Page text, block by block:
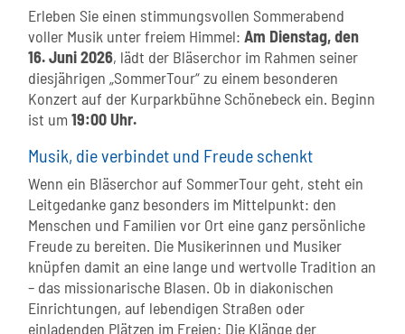
Erleben Sie einen stimmungsvollen Sommerabend
voller Musik unter freiem Himmel: Am Dienstag, den
16. Juni 2026, lädt der Bläserchor im Rahmen seiner
diesjährigen „SommerTour“ zu einem besonderen
Konzert auf der Kurparkbühne Schönebeck ein. Beginn
ist um 19:00 Uhr.
Musik, die verbindet und Freude schenkt
Wenn ein Bläserchor auf SommerTour geht, steht ein
Leitgedanke ganz besonders im Mittelpunkt: den
Menschen und Familien vor Ort eine ganz persönliche
Freude zu bereiten. Die Musikerinnen und Musiker
knüpfen damit an eine lange und wertvolle Tradition an
– das missionarische Blasen. Ob in diakonischen
Einrichtungen, auf lebendigen Straßen oder
einladenden Plätzen im Freien: Die Klänge der